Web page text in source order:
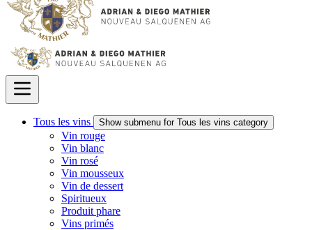
Tous les vins Show submenu for Tous les vins category
Vin rouge
Vin blanc
Vin rosé
Vin mousseux
Vin de dessert
Spiritueux
Produit phare
Vins primés